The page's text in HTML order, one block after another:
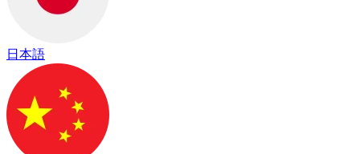
日本語